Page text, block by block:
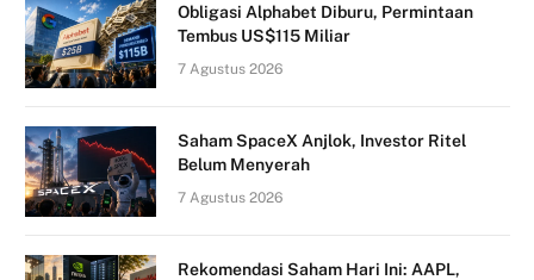
Obligasi Alphabet Diburu, Permintaan
Tembus US$115 Miliar
7 Agustus 2026
Saham SpaceX Anjlok, Investor Ritel
Belum Menyerah
7 Agustus 2026
Rekomendasi Saham Hari Ini: AAPL,